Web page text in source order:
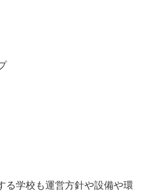
る学校も運営方針や設備や環